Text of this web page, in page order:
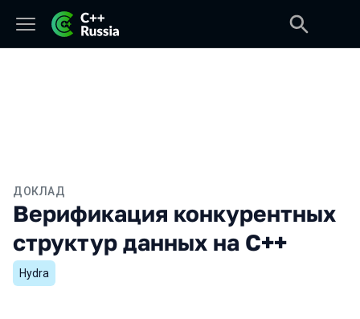
ДОКЛАД
Верификация конкурентных
структур данных на C++
Hydra